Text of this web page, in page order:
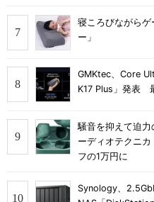
寝ころびながらゲ
ー」
GMKtec、Core
K17 Plus」発表
騒音を抑えて迫
ーディオテクニ
フの1万円に
Synology、